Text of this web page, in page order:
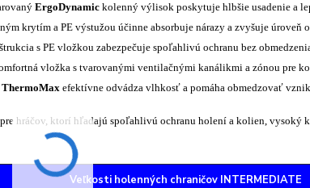
ErgoDynamickolenný výlisok poskytuje hlbšie usadenie a
krytím a PE výstužou účinne absorbuje nárazy a zvyšuje úroveň
s PE vložkou zabezpečuje spoľahlivú ochranu bez
vložka s tvarovanými ventilačnými kanálikmi a zónou pre
ThermoMax efektívne odvádza vlhkosť a pomáha obmedzovať
hráčov, ktorí hľadajú spoľahlivú ochranu holení a kolien, vysoký
Veľkosti holenných chraničov INTERMEDIATE